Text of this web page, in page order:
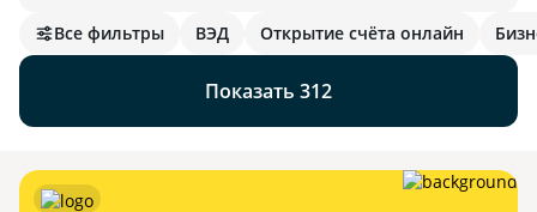
Все фильтры ВЭД Открытие счёта онлайн
Показать 312